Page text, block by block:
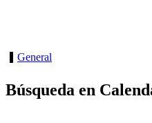
General
Búsqueda en